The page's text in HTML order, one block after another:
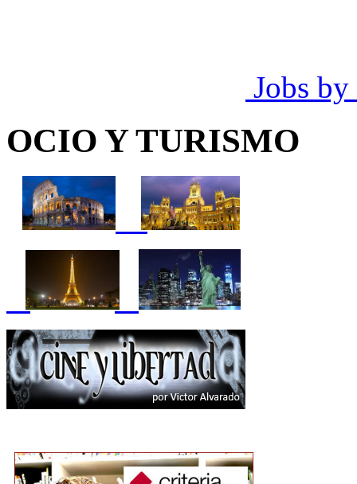
Jobs by
OCIO Y TURISMO